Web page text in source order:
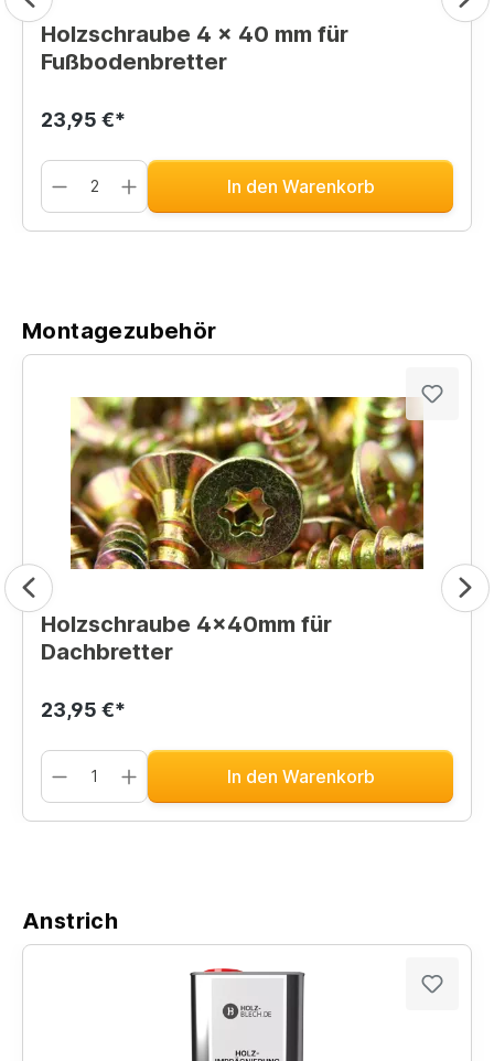
Holzschraube 4 x 40 mm für
Fußbodenbretter
23,95 €*
In den Warenkorb
Montagezubehör
Holzschraube 4x40mm für
Dachbretter
23,95 €*
In den Warenkorb
Anstrich